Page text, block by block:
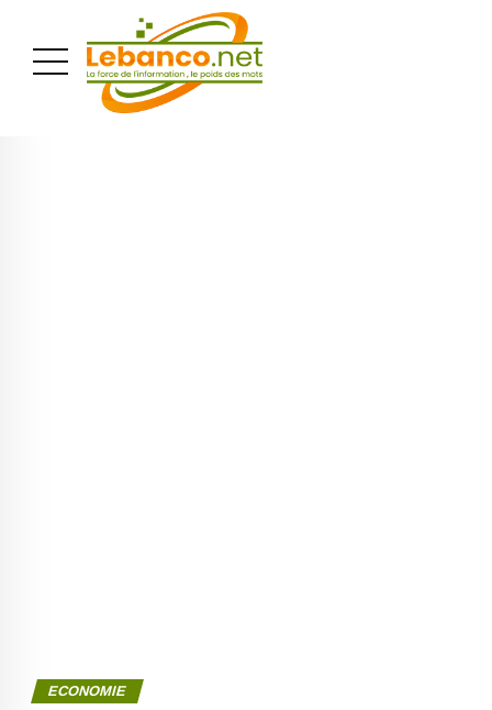
ECONOMIE